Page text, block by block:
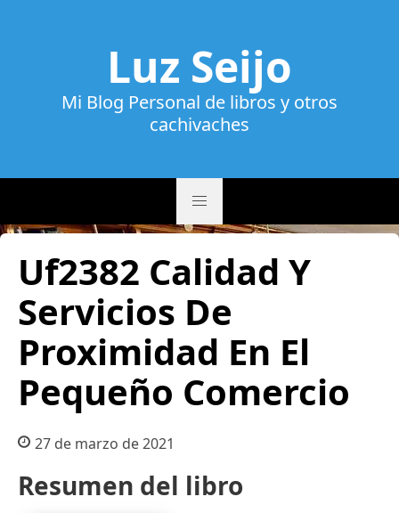
Luz Seijo
Mi Blog Personal de libros y otros
cachivaches
Uf2382 Calidad Y
Servicios De
Proximidad En El
Pequeño Comercio
27 de marzo de 2021
Resumen del libro